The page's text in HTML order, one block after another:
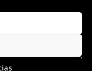
2008-2024.
marca registrada.